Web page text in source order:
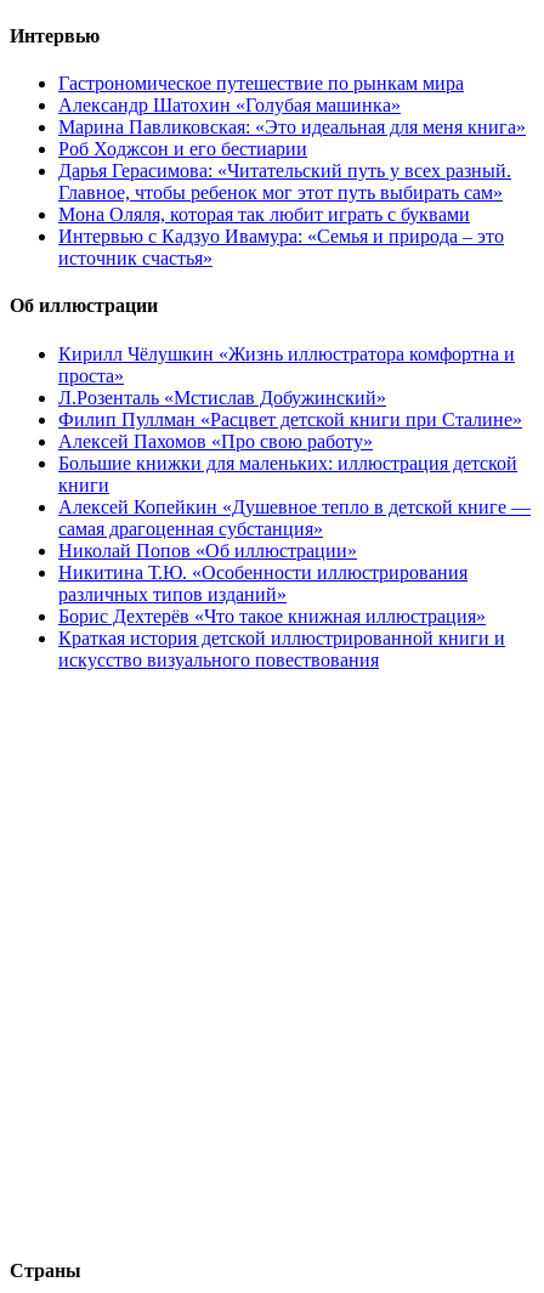
Интервью
Гастрономическое путешествие по рынкам мира
Александр Шатохин «Голубая машинка»
Марина Павликовская: «Это идеальная для меня книга»
Роб Ходжсон и его бестиарии
Дарья Герасимова: «Читательский путь у всех разный.
Главное, чтобы ребенок мог этот путь выбирать сам»
Мона Оляля, которая так любит играть с буквами
Интервью с Кадзуо Ивамура: «Семья и природа – это
источник счастья»
Об иллюстрации
Кирилл Чёлушкин «Жизнь иллюстратора комфортна и
проста»
Л.Розенталь «Мстислав Добужинский»
Филип Пуллман «Расцвет детской книги при Сталине»
Алексей Пахомов «Про свою работу»
Большие книжки для маленьких: иллюстрация детской
книги
Алексей Копейкин «Душевное тепло в детской книге —
самая драгоценная субстанция»
Николай Попов «Об иллюстрации»
Никитина Т.Ю. «Особенности иллюстрирования
различных типов изданий»
Борис Дехтерёв «Что такое книжная иллюстрация»
Краткая история детской иллюстрированной книги и
искусство визуального повествования
Страны